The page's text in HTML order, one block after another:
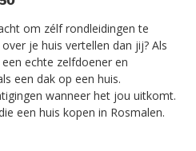
om zélf rondleidingen te
je huis vertellen dan jij? Als
echte zelfdoener en
een dak op een huis.
wanneer het jou uitkomt.
een huis kopen in Rosmalen.